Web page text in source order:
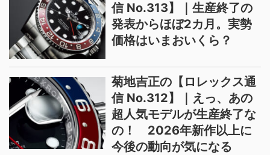
信 No.313】｜生産終了の
発表からほぼ2カ月。実勢
価格はいまおいくら？
菊地吉正の【ロレックス通
信 No.312】｜えっ、あの
超人気モデルが生産終了な
の！ 2026年新作以上に
今後の動向が気になる